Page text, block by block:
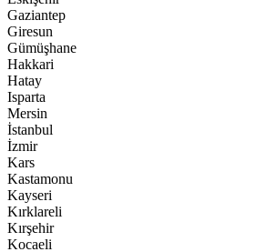
Gaziantep
Giresun
Gümüşhane
Hakkari
Hatay
Isparta
Mersin
İstanbul
İzmir
Kars
Kastamonu
Kayseri
Kırklareli
Kırşehir
Kocaeli